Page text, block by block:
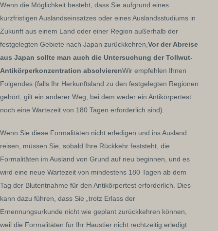
Wenn die Möglichkeit besteht, dass Sie aufgrund eines
kurzfristigen Auslandseinsatzes oder eines Auslandsstudiums in
Zukunft aus einem Land oder einer Region außerhalb der
festgelegten Gebiete nach Japan zurückkehren, Vor der Abreise
aus Japan sollte man auch die Untersuchung der Tollwut-
Antikörperkonzentration absolvierenWir empfehlen Ihnen
Folgendes (falls Ihr Herkunftsland zu den festgelegten Regionen
gehört, gilt ein anderer Weg, bei dem weder ein Antikörpertest
noch eine Wartezeit von 180 Tagen erforderlich sind).
Wenn Sie diese Formalitäten nicht erledigen und ins Ausland
reisen, müssen Sie, sobald Ihre Rückkehr feststeht, die
Formalitäten im Ausland von Grund auf neu beginnen, und es
wird eine neue Wartezeit von mindestens 180 Tagen ab dem
Tag der Blutentnahme für den Antikörpertest erforderlich. Dies
kann dazu führen, dass Sie „trotz Erlass der
Ernennungsurkunde nicht wie geplant zurückkehren können,
weil die Formalitäten für Ihr Haustier nicht rechtzeitig erledigt